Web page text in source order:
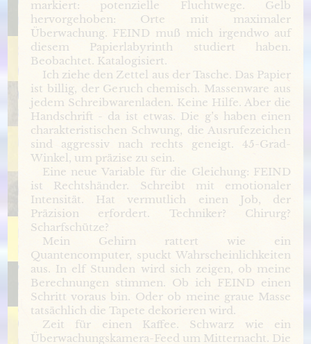
markiert: potenzielle Fluchtwege. Gelb
hervorgehoben: Orte mit maximaler
Überwachung. FEIND muß mich irgendwo auf
diesem Papierlabyrinth studiert haben.
Beobachtet. Katalogisiert.
Ich ziehe den Zettel aus der Tasche. Das Papier
ist billig, der Geruch chemisch. Massenware aus
jedem Schreibwarenladen. Keine Hilfe. Aber die
Handschrift - da ist etwas. Die g’s haben einen
charakteristischen Schwung, die Ausrufezeichen
sind aggressiv nach rechts geneigt. 45-Grad-
Winkel, um präzise zu sein.
Eine neue Variable für die Gleichung: FEIND
ist Rechtshänder. Schreibt mit emotionaler
Intensität. Hat vermutlich einen Job, der
Präzision erfordert. Techniker? Chirurg?
Scharfschütze?
Mein Gehirn rattert wie ein
Quantencomputer, spuckt Wahrscheinlichkeiten
aus. In elf Stunden wird sich zeigen, ob meine
Berechnungen stimmen. Ob ich FEIND einen
Schritt voraus bin. Oder ob meine graue Masse
tatsächlich die Tapete dekorieren wird.
Zeit für einen Kaffee. Schwarz wie ein
Überwachungskamera-Feed um Mitternacht. Die